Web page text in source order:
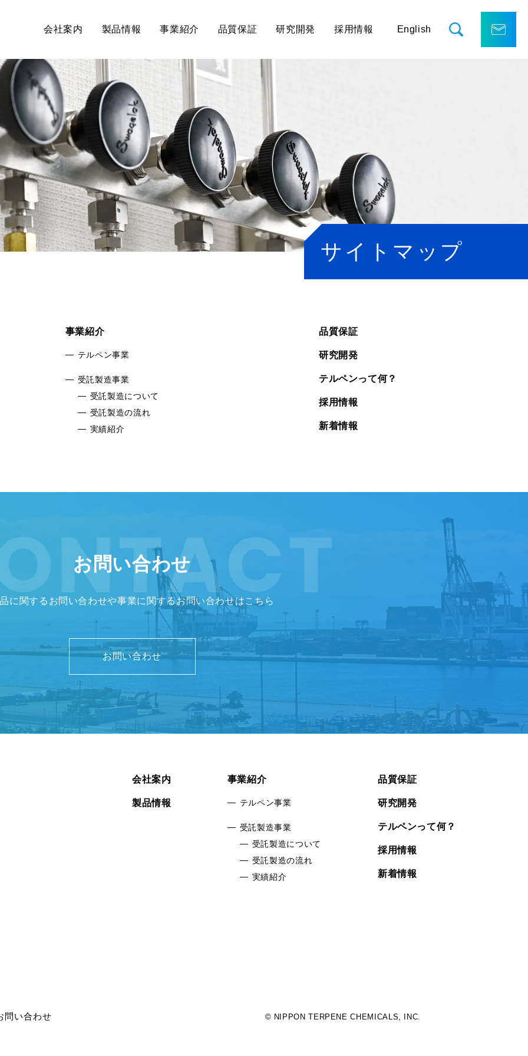
会社案内 製品情報 事業紹介 品質保証 研究開発 採用情報 English
サイトマップ
事業紹介
テルペン事業
受託製造事業
受託製造について
受託製造の流れ
実績紹介
品質保証
研究開発
テルペンって何？
採用情報
新着情報
お問い合わせ
に関するお問い合わせや事業に関するお問い合わせはこちら
お問い合わせ
会社案内
製品情報
事業紹介
テルペン事業
受託製造事業
受託製造について
受託製造の流れ
実績紹介
品質保証
研究開発
テルペンって何？
採用情報
新着情報
問い合わせ © NIPPON TERPENE CHEMICALS, INC.